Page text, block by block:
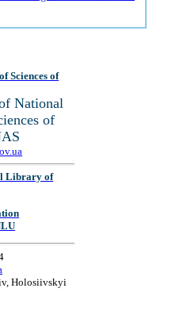
Sciences of
National
of
Library of
Holosiivskyi